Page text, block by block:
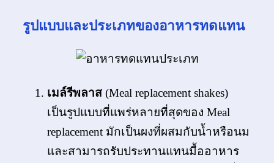
รูปแบบและประเภทของอาหารทดแทน
เมล์รีพลาส (Meal replacement shakes)
เป็นรูปแบบที่แพร่หลายที่สุดของ Meal
replacement มักเป็นผงที่ผสมกับน้ำหรือนม
และสามารถรับประทานแทนมื้ออาหาร